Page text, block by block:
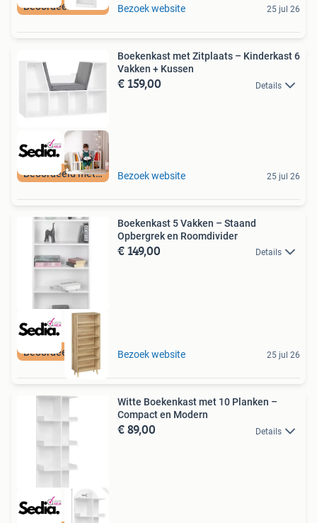
Beoordeeld met 9+ Bezoek website 25 jul 26
Beoordeeld met 9+
Boekenkast met Zitplaats – Kinderkast 6
Vakken + Kussen
€ 159,00 Details
Bezoek website 25 jul 26
Beoordeeld met 9+
Boekenkast 5 Vakken – Staand
Opbergrek en Roomdivider
€ 149,00 Details
Bezoek website 25 jul 26
Witte Boekenkast met 10 Planken –
Compact en Modern
€ 89,00 Details